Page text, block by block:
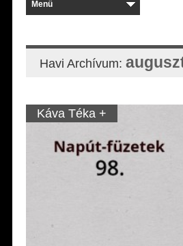
Havi Archívum:
Káva Téka +